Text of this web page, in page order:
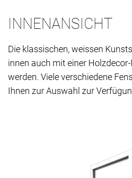
INNENANSICHT
Die klassischen, weissen
innen auch mit einer
werden. Viele verschiedene
Ihnen zur Auswahl zur